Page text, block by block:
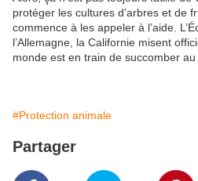
protéger les cultures d’arbres et de
commence à les appeler à l’aide.
l’Allemagne, la Californie misent
monde est en train de succomber
#Protection animale
Partager